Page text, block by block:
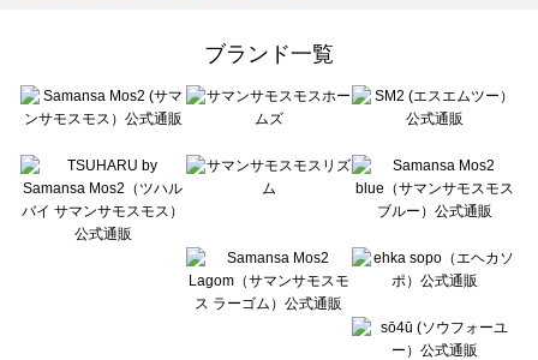
sō4ū（ソウフォーユー）のドレスシューズ一覧
Te chichi（テチチ）のドレスシューズ一覧
Te chichi CLASSIC（テチチ クラシック）のドレスシューズ一覧
Lugnoncure（ルノンキュール）のドレスシューズ一覧
BETTY'S BLUE（べティーズブルー）のドレスシューズ一覧
Wpc.（ワールドパーティー）のドレスシューズ一覧
ブランド一覧